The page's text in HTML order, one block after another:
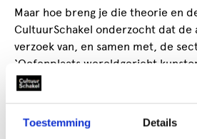
Toestemming Details
Maar hoe breng je die theorie en
CultuurSchakel onderzocht dat de
verzoek van, en samen met, de
‘Oefenplaats wereldgericht
deelnemers uit het onderwijsveld
theorie samen onder leiding van
traject vast in haar boek
Kleinood